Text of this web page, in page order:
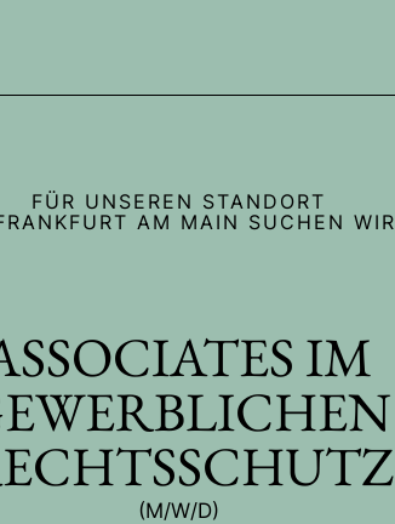
FÜR UNSEREN STANDORT
AM MAIN SUCHEN WIR
IM
(M/W/D)